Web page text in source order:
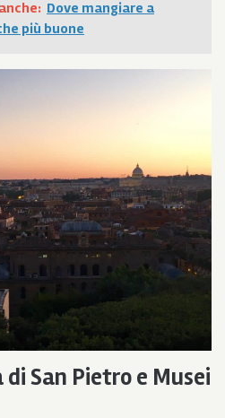
Dove mangiare a
più buone
diSan Pietro e Musei